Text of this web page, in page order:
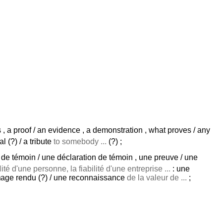
a proof / an evidence , a demonstration , what proves / any
(?) / a tribute to somebody ... (?) ;
témoin / une déclaration de témoin , une preuve / une
d'une personne, la fiabilité d'une entreprise ... : une
rendu (?) / une reconnaissance de la valeur de ... ;